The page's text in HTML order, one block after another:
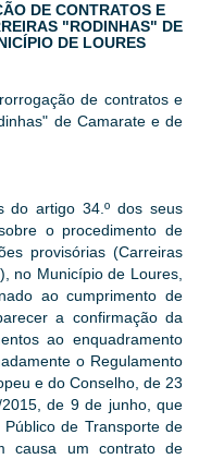
DE CONTRATOS E
"RODINHAS" DE
DE LOURES
de contratos e
de Camarate e de
do artigo 34.º dos seus
o procedimento de
provisórias (Carreiras
no Município de Loures,
ao cumprimento de
a confirmação da
ao enquadramento
o Regulamento
e do Conselho, de 23
de 9 de junho, que
de Transporte de
causa um contrato de